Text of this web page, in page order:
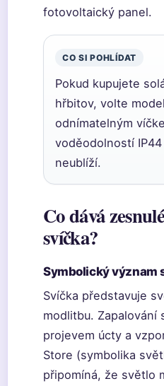
fotovoltaický panel.
CO SI POHLÍDAT
Pokud kupujete
hřbitov, volte
odnímatelným
voděodolností
neublíží.
Co dává
svíčka?
Symbolický význam
Svíčka představuje
modlitbu. Zapalování
projevem úcty a
Store (symbolika
připomíná, že světlo